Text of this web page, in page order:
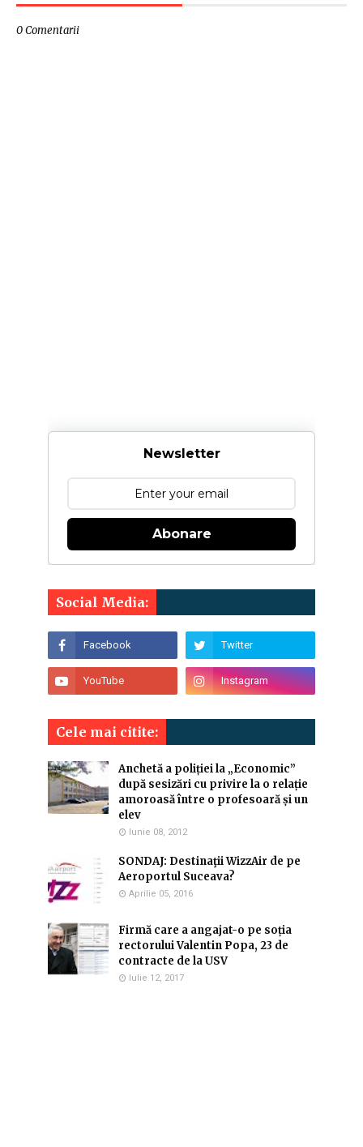
0 Comentarii
Newsletter
Abonare
Social Media:
Cele mai citite:
Anchetă a poliției la „Economic”
după sesizări cu privire la o relație
amoroasă între o profesoară și un
elev
Iunie 08, 2012
SONDAJ: Destinaţii WizzAir de pe
Aeroportul Suceava?
Aprilie 05, 2016
Firmă care a angajat-o pe soția
rectorului Valentin Popa, 23 de
contracte de la USV
Iulie 12, 2017